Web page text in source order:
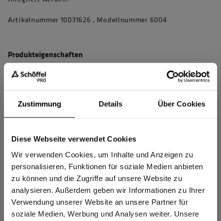
Zustimmung Details Über Cookies
Diese Webseite verwendet Cookies
Wir verwenden Cookies, um Inhalte und Anzeigen zu
personalisieren, Funktionen für soziale Medien anbieten
zu können und die Zugriffe auf unsere Website zu
analysieren. Außerdem geben wir Informationen zu Ihrer
Verwendung unserer Website an unsere Partner für
soziale Medien, Werbung und Analysen weiter. Unsere
Artikelnummer 10031626 , Modellnummer 6004
Produkteigenschaften
4D Body Mapping für beste Performance
ZipIn-System ermöglicht die Integration in Außenjacken –
Innenkragen aus robustem Softshell und mit integrierter
Membran - hält jedem Wind stand
Innenliegende Windschutzleiste hinter Frontreißverschluss
Hochwertiges Jackenfutter für mehr Tragekomfort und
besseres Körperklima
Sind Sie
Gewerbetreibender?
Ich bestätige, dass ich Gewerbetreibender bin. Alle
Preise werden netto ausgewiesen.